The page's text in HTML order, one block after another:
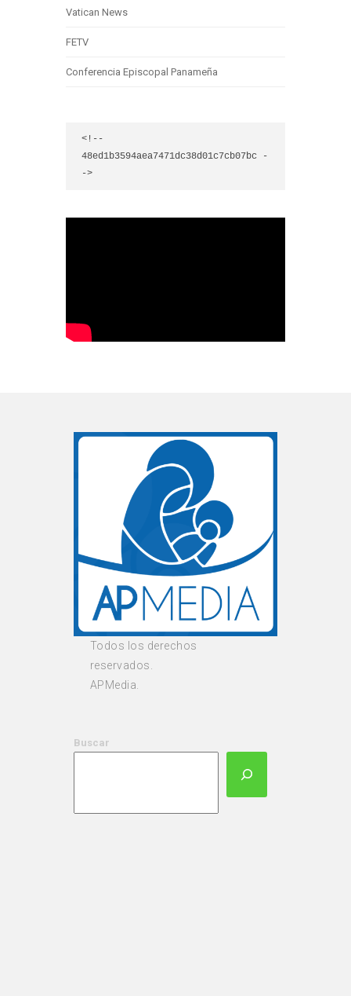
Vatican News
FETV
Conferencia Episcopal Panameña
<!--
48ed1b3594aea7471dc38d01c7cb07bc -
->
Todos los derechos
reservados.
APMedia.
Buscar